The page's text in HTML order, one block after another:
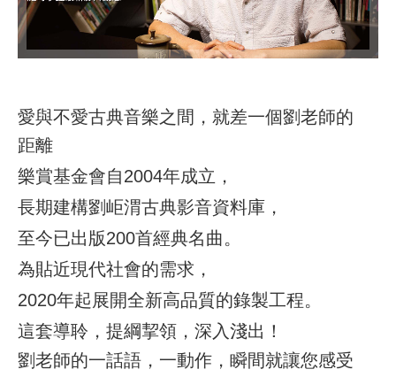
愛與不愛古典音樂之間，就差一個劉老師的
距離
樂賞基金會自2004年成立，
長期建構劉岠渭古典影音資料庫，
至今已出版200首經典名曲。
為貼近現代社會的需求，
2020年起展開全新高品質的錄製工程。
這套導聆，提綱挈領，深入淺出！
劉老師的一話語，一動作，瞬間就讓您感受